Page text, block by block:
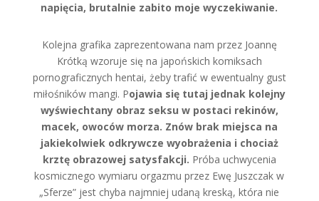
napięcia, brutalnie zabito moje wyczekiwanie.
Kolejna grafika zaprezentowana nam przez Joannę
Krótką wzoruje się na japońskich komiksach
pornograficznych hentai, żeby trafić w ewentualny gust
miłośników mangi. Pojawia się tutaj jednak kolejny
wyświechtany obraz seksu w postaci rekinów,
macek, owoców morza. Znów brak miejsca na
jakiekolwiek odkrywcze wyobrażenia i chociaż
krztę obrazowej satysfakcji. Próba uchwycenia
kosmicznego wymiaru orgazmu przez Ewę Juszczak w
„Sferze” jest chyba najmniej udaną kreską, która nie